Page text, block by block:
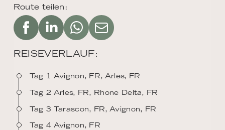
Route teilen:
REISEVERLAUF:
Tag 1 Avignon, FR, Arles, FR
Tag 2 Arles, FR, Rhone Delta, FR
Tag 3 Tarascon, FR, Avignon, FR
Tag 4 Avignon, FR